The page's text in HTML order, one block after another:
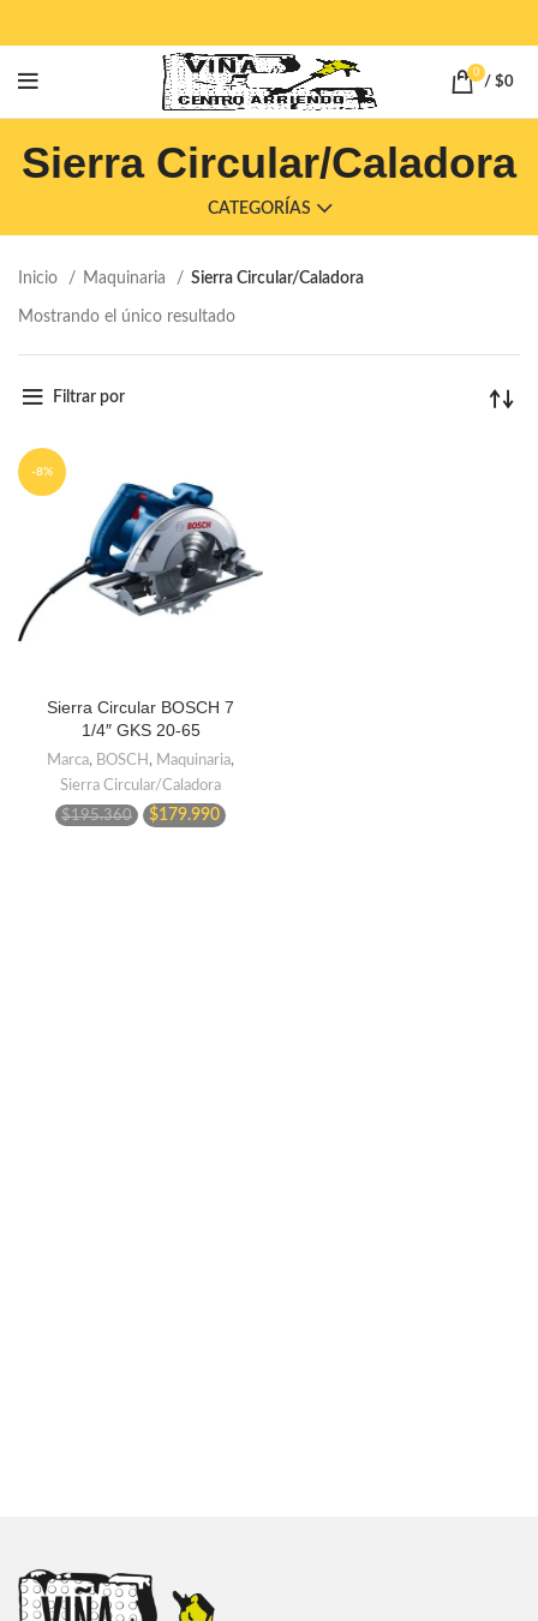
0
/ $0
Sierra Circular/Caladora
CATEGORÍAS
Inicio Maquinaria Sierra Circular/Caladora
Mostrando el único resultado
Filtrar por
-8%
Sierra Circular BOSCH 7
1/4″ GKS 20-65
Marca, BOSCH , Maquinaria,
Sierra Circular/Caladora
$195.360
El$179.990 El